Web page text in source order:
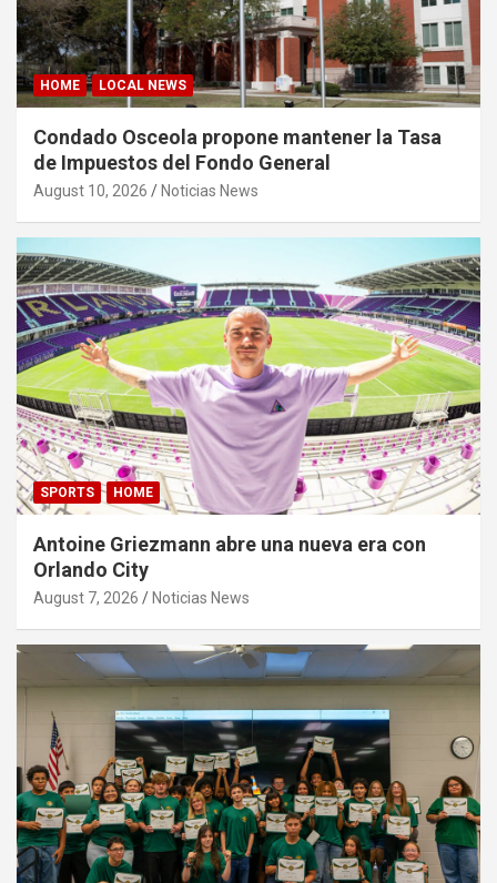
HOME LOCAL NEWS
Condado Osceola propone mantener la Tasa
de Impuestos del Fondo General
August 10, 2026 Noticias News
SPORTS HOME
Antoine Griezmann abre una nueva era con
Orlando City
August 7, 2026 Noticias News